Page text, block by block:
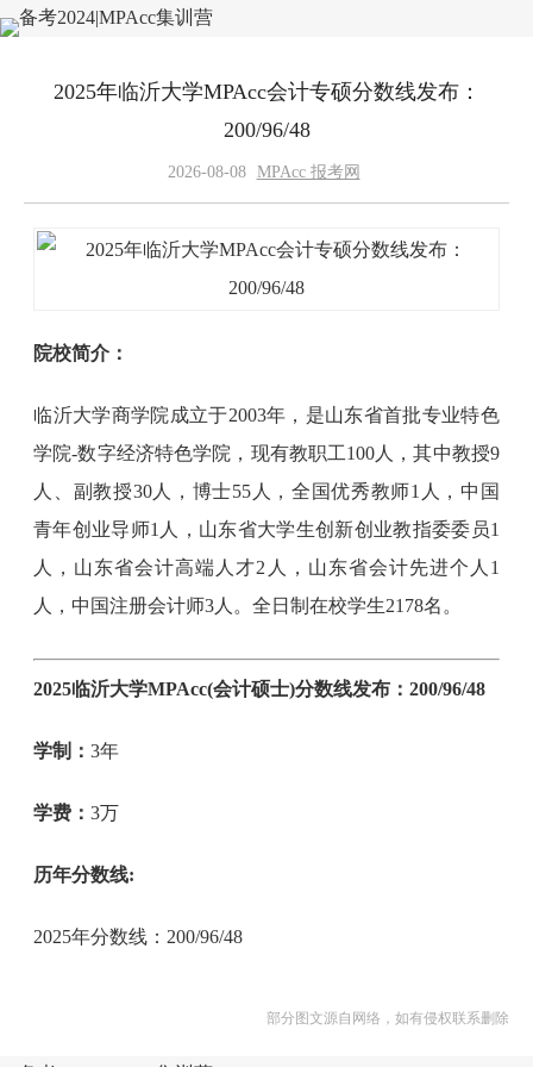
2025年临沂大学MPAcc会计专硕分数线发布：
200/96/48
2026-08-08 MPAcc 报考网
院校简介：
临沂大学商学院成立于2003年，是山东省首批专业特色
学院-数字经济特色学院，现有教职工100人，其中教授9
人、副教授30人，博士55人，全国优秀教师1人，中国
青年创业导师1人，山东省大学生创新创业教指委委员1
人，山东省会计高端人才2人，山东省会计先进个人1
人，中国注册会计师3人。全日制在校学生2178名。
2025临沂大学MPAcc(会计硕士)分数线发布：200/96/48
学制：3年
学费：3万
历年分数线:
2025年分数线：200/96/48
部分图文源自网络，如有侵权联系删除